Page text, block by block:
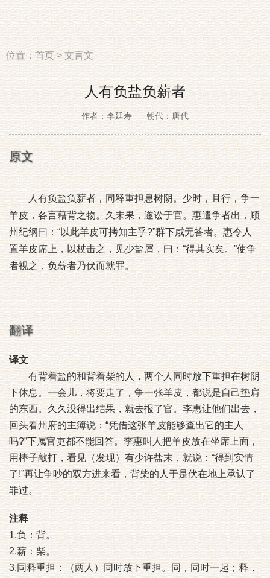
位置：首页>文言文
人有负盐负薪者
作者：李延寿 朝代：唐代
原文
人有负盐负薪者，同释重担息树阴。少时，且行，争一
羊皮，各言藉背之物。久未果，遂讼于官。惠遣争者出，顾
州纪纲曰：“以此羊皮可拷知主乎?”群下咸无答者。惠令人
置羊皮席上，以杖击之，见少盐屑，曰：“得其实矣。”使争
者视之，负薪者乃伏而就罪。
翻译
译文
有背着盐的和背着柴的人，两个人同时放下重担在树阴
下休息。一会儿，将要走了，争一张羊皮，都说是自己垫肩
的东西。久久没得出结果，就去报了官。李惠让他们出去，
回头看州府的主簿说：“凭借这张羊皮能够查出它的主人
吗?”下属官吏都不能回答。李惠叫人把羊皮放在坐席上面，
用棒子敲打，看见（发现）有少许盐末，就说：“得到实情
了!”再让争吵的双方进来看，背柴的人于是伏在地上承认了
罪过。
注释
1.负：背。
2.薪：柴。
3.同释重担：（两人）同时放下重担。同，同时一起；释，